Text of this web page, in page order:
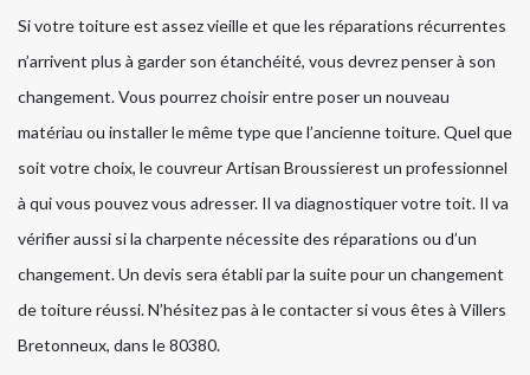
Si votre toiture est assez vieille et que les réparations récurrentes
n’arrivent plus à garder son étanchéité, vous devrez penser à son
changement. Vous pourrez choisir entre poser un nouveau
matériau ou installer le même type que l’ancienne toiture. Quel que
soit votre choix, le couvreur Artisan Broussierest un professionnel
à qui vous pouvez vous adresser. Il va diagnostiquer votre toit. Il va
vérifier aussi si la charpente nécessite des réparations ou d’un
changement. Un devis sera établi par la suite pour un changement
de toiture réussi. N’hésitez pas à le contacter si vous êtes à Villers
Bretonneux, dans le 80380.